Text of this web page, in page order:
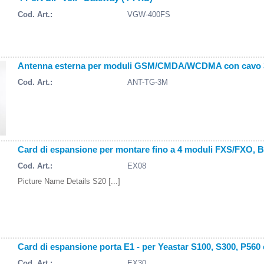
Cod. Art.: VGW-400FS
Antenna esterna per moduli GSM/CMDA/WCDMA con cavo
Cod. Art.: ANT-TG-3M
Card di espansione per montare fino a 4 moduli FXS/FXO,
Cod. Art.:
EX08
Picture Name Details S20 [...]
Card di espansione porta E1 - per Yeastar S100, S300, P560